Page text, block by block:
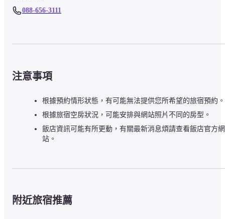
088-656-3111
注意事項
根據預約情形狀態，有可能無法提供您所希望的旅宿預約。
根據旅宿空房狀況，可能安排與網站照片不同的房型。
飯店資訊可能有所更動，有關最新消息煩請查看飯店官方網
站。
附近旅宿推薦